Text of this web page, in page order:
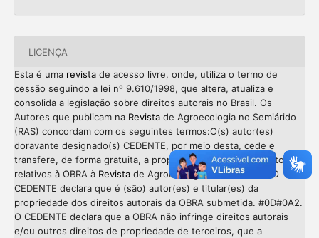
LICENÇA
Esta é uma revistade acesso livre, onde, utiliza o termo de
cessão seguindo a lei nº 9.610/1998, que altera, atualiza e
consolida a legislação sobre direitos autorais no Brasil. Os
Autores que publicam na Revistade Agroecologia no Semiárido
(RAS) concordam com os seguintes termos:O(s) autor(es)
doravante designado(s) CEDENTE, por meio desta, cede e
transfere, de forma gratuita, a propriedade dos direitos autorais
relativos à OBRA à Revistade Agroecologia no Semiárido. O
CEDENTE declara que é (são) autor(es) e titular(es) da
propriedade dos direitos autorais da OBRA submetida. #0D#0A2.
O CEDENTE declara que a OBRA não infringe direitos autorais
e/ou outros direitos de propriedade de terceiros, que a